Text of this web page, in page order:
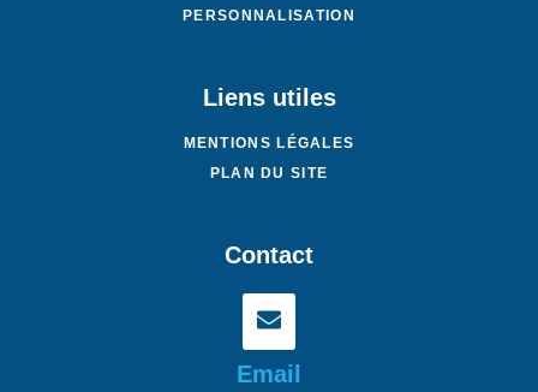
PERSONNALISATION
Liens utiles
MENTIONS LÉGALES
PLAN DU SITE
Contact
Email